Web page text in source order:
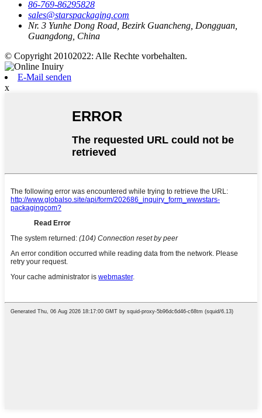
86-769-86295828
sales@starspackaging.com
Nr. 3 Yunhe Dong Road, Bezirk Guancheng, Dongguan,
Guangdong, China
© Copyright 20102022: Alle Rechte vorbehalten.
E-Mail senden
x